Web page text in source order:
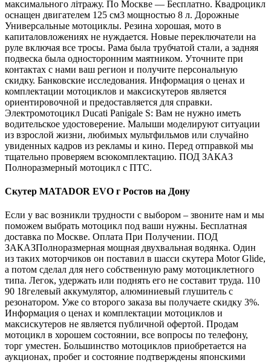
максимального літражу. По Москве — Бесплатно. Квадроцикл
оснащен двигателем 125 см3 мощностью 8 л. Дорожные
Универсальные мотоциклы. Резина хорошая, мото в
капиталовложениях не нуждается. Новые переключатели на
руле включая все тросы. Рама была трубчатой ​​стали, а задняя
подвеска была односторонним маятником. Уточните при
контактах с нами ваш регион и получите персональную
скидку. Банковские исследования. Информация о ценах и
комплектации мотоциклов и максискутеров является
ориентировочной и предоставляется для справки.
Электромотоцикл Ducati Panigale S: Вам не нужно иметь
водительское удостоверение. Малыши моделируют ситуации
из взрослой жизни, любимых мультфильмов или случайно
увиденных кадров из рекламы и кино. Перед отправкой мы
тщательно проверяем всюкомплектацию. ПОД ЗАКАЗ
Полноразмерный мотоцикл с ПТС.
Скутер MATADOR EVO г Ростов на Дону
Если у вас возникли трудности с выбором – звоните нам и мы
поможем выбрать мотоцикл под ваши нужны. Бесплатная
доставка по Москве. Оплата При Получении. ПОД
ЗАКАЗПолноразмерная мощная двухвальная водянка. Один
из таких моторчиков он поставил в шасси скутера Motor Glide,
а потом сделал для него собственную раму мотоциклетного
типа. Легок, удержать или поднять его не составит труда. 110
90 18гелевый аккумулятор, алюминиевый глушитель с
резонатором. Уже со второго заказа вы получаете скидку 3%.
Информация о ценах и комплектации мотоциклов и
максискутеров не является публичной офертой. Продам
мотоцикл в хорошем состоянии, все вопросы по телефону,
торг уместен. Большинство мотоциклов приобретается на
аукционах, пробег и состояние подтверждены японскими